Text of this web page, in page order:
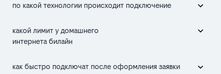
по какой технологии происходит подключение
какой лимит у домашнего
интернета билайн
как быстро подключат после оформления заявки